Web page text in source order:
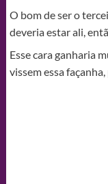
O bom de ser o
deveria estar ali,
Esse cara ganharia
vissem essa